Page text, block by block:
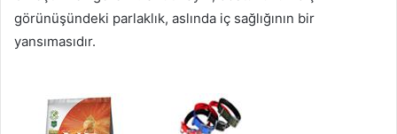
görünüşündeki parlaklık, aslında iç sağlığının bir
yansımasıdır.